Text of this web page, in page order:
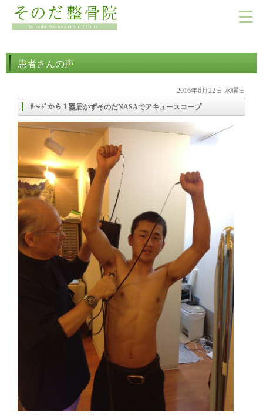
患者さんの声
2016年6月22日 水曜日
ｻ～ﾄﾞから１塁届かずそのだNASAでアキュースコープ